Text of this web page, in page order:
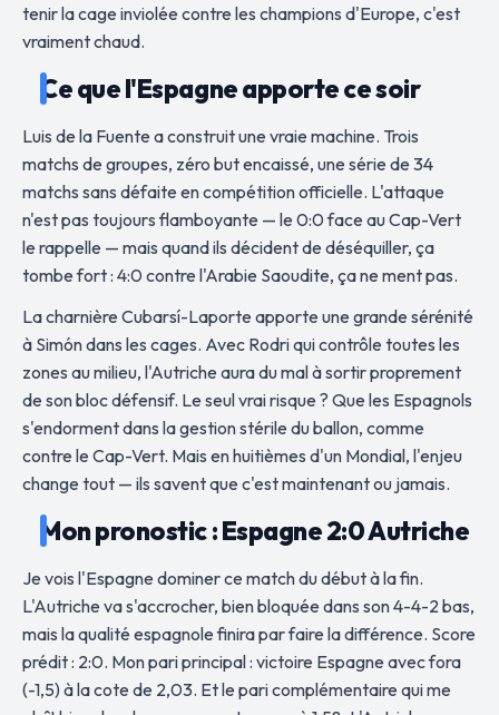
tenir la cage inviolée contre les champions d'Europe, c'est
vraiment chaud.
Ce que l'Espagne apporte ce soir
Luis de la Fuente a construit une vraie machine. Trois
matchs de groupes, zéro but encaissé, une série de 34
matchs sans défaite en compétition officielle. L'attaque
n'est pas toujours flamboyante — le 0:0 face au Cap-Vert
le rappelle — mais quand ils décident de déséquiller, ça
tombe fort : 4:0 contre l'Arabie Saoudite, ça ne ment pas.
La charnière Cubarsí-Laporte apporte une grande sérénité
à Simón dans les cages. Avec Rodri qui contrôle toutes les
zones au milieu, l'Autriche aura du mal à sortir proprement
de son bloc défensif. Le seul vrai risque ? Que les Espagnols
s'endorment dans la gestion stérile du ballon, comme
contre le Cap-Vert. Mais en huitièmes d'un Mondial, l'enjeu
change tout — ils savent que c'est maintenant ou jamais.
Mon pronostic : Espagne 2:0 Autriche
Je vois l'Espagne dominer ce match du début à la fin.
L'Autriche va s'accrocher, bien bloquée dans son 4-4-2 bas,
mais la qualité espagnole finira par faire la différence. Score
prédit : 2:0. Mon pari principal : victoire Espagne avec fora
(-1,5) à la cote de 2,03. Et le pari complémentaire qui me